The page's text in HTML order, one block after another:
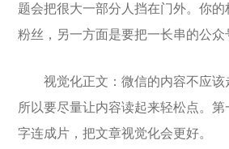
题会把很大一部分人挡在门外。你的
粉丝，另一方面是要把一长串的公众
视觉化正文：微信的内容不应该
所以要尽量让内容读起来轻松点。
字连成片，把文章视觉化会更好。